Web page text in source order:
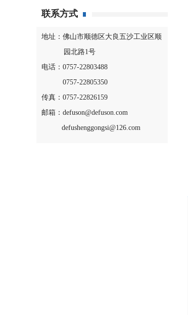
联系方式
地址：佛山市顺德区大良五沙工业区顺
园北路1号
电话：0757-22803488
0757-22805350
传真：0757-22826159
邮箱：defuson@defuson.com
defushenggongsi@126.com